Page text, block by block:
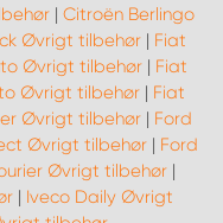
| Citroën Berlingo
Øvrigt tilbehør| Fiat
Øvrigt tilbehør| Fiat
Øvrigt tilbehør | Fiat
Øvrigt tilbehør| Ford
Øvrigt tilbehør| Ford
Øvrigt tilbehør |
| Iveco Daily Øvrigt